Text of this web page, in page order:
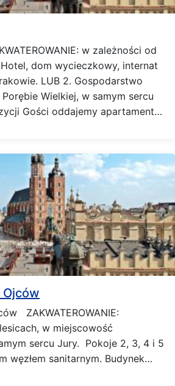
w zależności od
dom wycieczkowy, internat
LUB 2. Gospodarstwo
Wielkiej, w samym sercu
Gości oddajemy apartament…
Ojców
ZAKWATEROWANIE:
w miejscowość
sercu Jury. Pokoje 2, 3, 4 i 5
węzłem sanitarnym. Budynek…